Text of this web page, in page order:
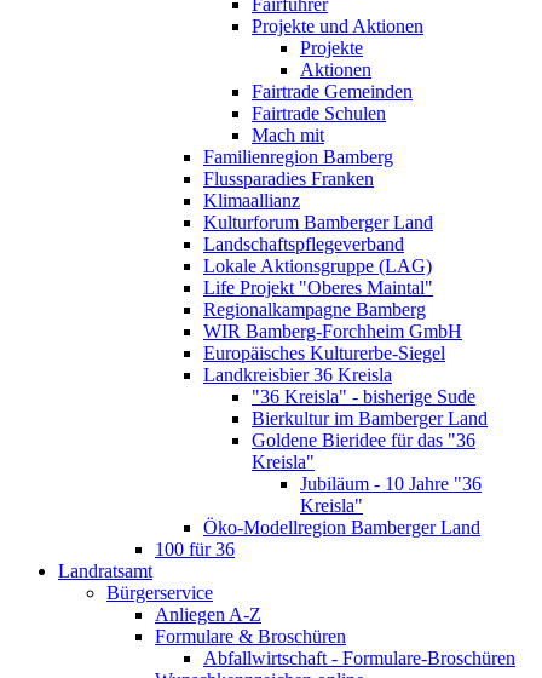
Fairführer
Projekte und Aktionen
Projekte
Aktionen
Fairtrade Gemeinden
Fairtrade Schulen
Mach mit
Familienregion Bamberg
Flussparadies Franken
Klimaallianz
Kulturforum Bamberger Land
Landschaftspflegeverband
Lokale Aktionsgruppe (LAG)
Life Projekt "Oberes Maintal"
Regionalkampagne Bamberg
WIR Bamberg-Forchheim GmbH
Europäisches Kulturerbe-Siegel
Landkreisbier 36 Kreisla
"36 Kreisla" - bisherige Sude
Bierkultur im Bamberger Land
Goldene Bieridee für das "36
Kreisla"
Jubiläum - 10 Jahre "36
Kreisla"
Öko-Modellregion Bamberger Land
100 für 36
Landratsamt
Bürgerservice
Anliegen A-Z
Formulare & Broschüren
Abfallwirtschaft - Formulare-Broschüren